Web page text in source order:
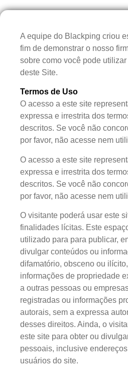
A equipe do Blackping criou
fim de demonstrar o nosso
sobre como você pode
deste Site.
Termos de Uso
O acesso a este site
expressa e irrestrita dos
descritos. Se você não
por favor, não acesse nem
O acesso a este site
expressa e irrestrita dos
descritos. Se você não
por favor, não acesse nem
O visitante poderá usar este
finalidades lícitas. Este
utilizado para para publicar,
divulgar conteúdos ou
difamatório, obsceno ou
informações de propriedade
a outras pessoas ou
registradas ou informações
autorais, sem a expressa
desses direitos. Ainda, o
este site para obter ou
pessoais, inclusive
usuários do site.